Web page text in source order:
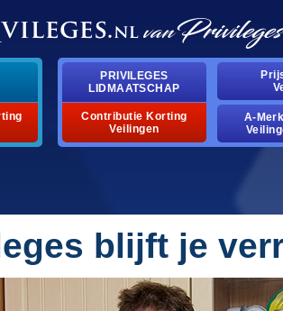
PRIVILEGES
LIDMAATSCHAP
Contributie Korting
Veilingen
A-
blijft je